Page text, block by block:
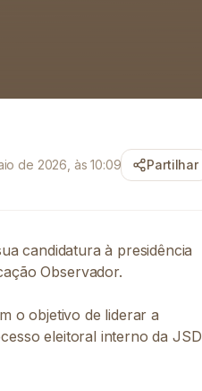
de 2026, às 10:09 Partilhar
candidatura à presidência
Observador.
o objetivo de liderar a
eleitoral interno da JSD